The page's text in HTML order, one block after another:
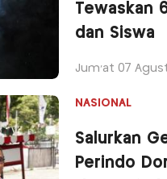
Tewaskan
dan Siswa
Jum'at 07
NASIONAL
Salurkan
Perindo